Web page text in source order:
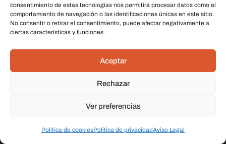
consentimiento de estas tecnologías nos permitirá procesar datos como el
comportamiento de navegación o las identificaciones únicas en este sitio.
No consentir o retirar el consentimiento, puede afectar negativamente a
ciertas características y funciones.
Aceptar
Rechazar
Ver preferencias
Política de cookiesPolítica de privacidadAviso Legal
Categorías
Velas
Aceites esenciales
Aguas rituales y colonias
Dirección: C/ Stella Maris, 20 50015 Zaragoza